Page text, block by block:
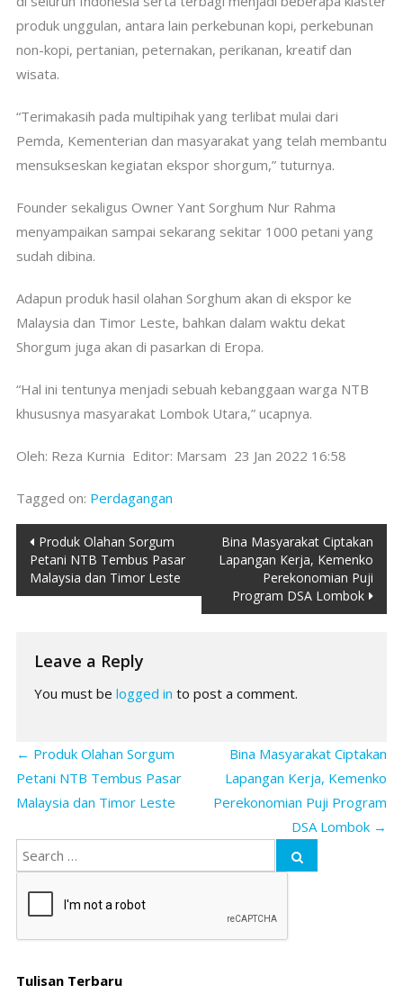
produk unggulan, antara lain perkebunan kopi, perkebunan
non-kopi, pertanian, peternakan, perikanan, kreatif dan
wisata.
“Terimakasih pada multipihak yang terlibat mulai dari
Pemda, Kementerian dan masyarakat yang telah membantu
mensukseskan kegiatan ekspor shorgum,” tuturnya.
Founder sekaligus Owner Yant Sorghum Nur Rahma
menyampaikan sampai sekarang sekitar 1000 petani yang
sudah dibina.
Adapun produk hasil olahan Sorghum akan di ekspor ke
Malaysia dan Timor Leste, bahkan dalam waktu dekat
Shorgum juga akan di pasarkan di Eropa.
“Hal ini tentunya menjadi sebuah kebanggaan warga NTB
khususnya masyarakat Lombok Utara,” ucapnya.
Oleh: Reza Kurnia Editor: Marsam 23 Jan 2022 16:58
Tagged on: Perdagangan
Post
navigation
Produk Olahan Sorgum
Petani NTB Tembus Pasar
Malaysia dan Timor Leste
Bina Masyarakat Ciptakan
Lapangan Kerja, Kemenko
Perekonomian Puji
Program DSA Lombok
Leave a Reply
You must be logged in to post a comment.
← Produk Olahan Sorgum
Petani NTB Tembus Pasar
Malaysia dan Timor Leste
Bina Masyarakat Ciptakan
Lapangan Kerja, Kemenko
Perekonomian Puji Program
DSA Lombok →
Tulisan Terbaru